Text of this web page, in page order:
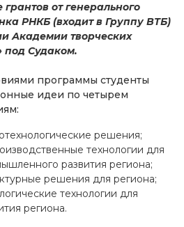
от генерального
РНКБ (входит в Группу ВТБ)
Академии творческих
под Судаком.
программы студенты
идеи по четырем
решения;
технологии для
развития региона;
решения для региона;
технологии для
региона.